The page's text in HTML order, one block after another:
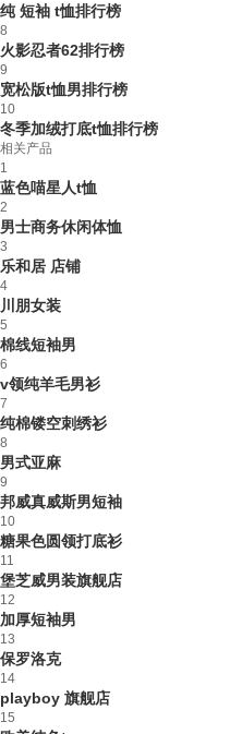
纯 短袖 t恤排行榜
8
火影忍者62排行榜
9
宽松版t恤男排行榜
10
冬季加绒打底t恤排行榜
相关产品
1
蓝色喵星人t恤
2
男士商务休闲体恤
3
乐和居 店铺
4
川朋女装
5
棉线短袖男
6
v领纯羊毛男衫
7
纯棉镂空刺绣衫
8
男式亚麻
9
邦威真威斯男短袖
10
糖果色圆领打底衫
11
堡芝威男装旗舰店
12
加厚短袖男
13
保罗洛克
14
playboy 旗舰店
15